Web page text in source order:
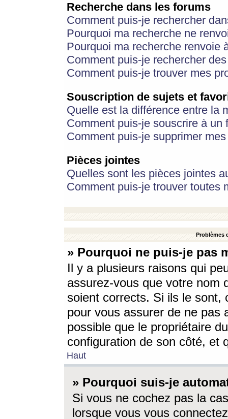
Recherche dans les forums
Comment puis-je rechercher
Pourquoi ma recherche ne
Pourquoi ma recherche renvoie
Comment puis-je rechercher
Comment puis-je trouver mes
Souscription de sujets et
Quelle est la différence entre la
Comment puis-je souscrire à
Comment puis-je supprimer
Pièces jointes
Quelles sont les pièces jointes
Comment puis-je trouver toutes
Problèmes
» Pourquoi ne puis-je pas
Il y a plusieurs raisons qui
assurez-vous que votre nom
soient corrects. Si ils le sont,
pour vous assurer de ne pas
possible que le propriétaire
configuration de son côté, et
Haut
» Pourquoi suis-je
Si vous ne cochez pas la
lorsque vous vous